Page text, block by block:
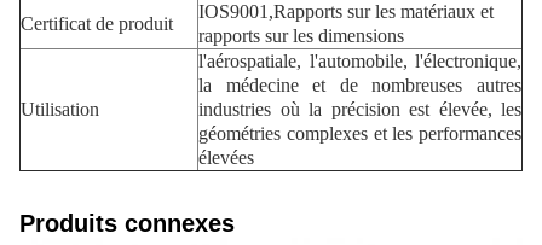
Certificat de produit
IOS9001,Rapports sur les matériaux et
rapports sur les dimensions
Utilisation
l'aérospatiale, l'automobile, l'électronique,
la médecine et de nombreuses autres
industries où la précision est élevée, les
géométries complexes et les performances
élevées
Produits connexes